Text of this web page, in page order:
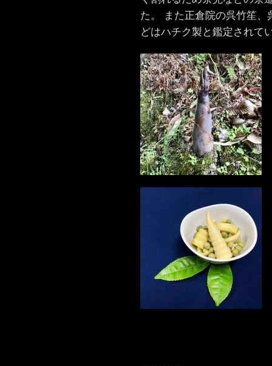
た。 また正倉院の呉竹笙
どはハチク製と鑑定されて